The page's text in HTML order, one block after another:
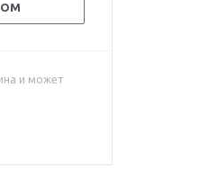
и может